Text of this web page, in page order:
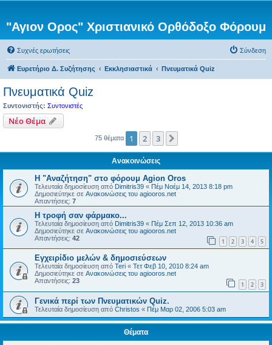
"Αγιον Ορος" Χριστιανικό Ορθόδοξο Φόρουμ
Συχνές ερωτήσεις Σύνδεση
Ευρετήριο Δ. Συζήτησης Εκκλησιαστικά Πνευματικά Quiz
Πνευματικά Quiz
Συντονιστής: Συντονιστές
Νέο Θέμα
75 θέματα 1 2 3
Ανακοινώσεις
Η "Αναζήτηση" στο φόρουμ Agion Oros
Τελευταία δημοσίευση από Dimitris39 « Πέμ Νοέμ 14, 2013 8:18 pm
Δημοσιεύτηκε σε Ανακοινώσεις του agiooros.net
Απαντήσεις: 7
H τροφή σαν φάρμακο...
Τελευταία δημοσίευση από Dimitris39 « Πέμ Σεπ 12, 2013 10:36 am
Δημοσιεύτηκε σε Ανακοινώσεις του agiooros.net
Απαντήσεις: 42 1 2 3 4 5
Εγχειρίδιο μελών & δημοσιεύσεων
Τελευταία δημοσίευση από Teri « Τετ Φεβ 10, 2010 8:24 am
Δημοσιεύτηκε σε Ανακοινώσεις του agiooros.net
Απαντήσεις: 23 1 2 3
Γενικά περί των Πνευματικών Quiz.
Τελευταία δημοσίευση από Christos « Πέμ Μαρ 02, 2006 5:03 am
Θέματα